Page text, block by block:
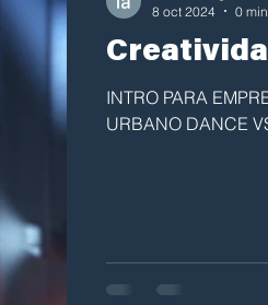
INTRO PARA
URBANO DANCE
8 oct 2024
0